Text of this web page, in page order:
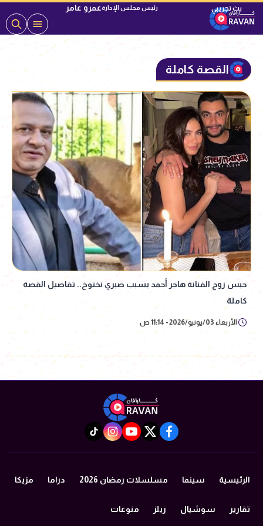
رئيس مجلس الإدارةعمرو عامر
القصة كاملة
حبس زوج الفنانة هاجر أحمد بسبب صبري نخنوخ.. تفاصيل القصة
كاملة
الأربعاء 03/يونيو/2026 - 11:14 ص
facebook
twitter
youtube
instagram
tiktok
الرئيسية سينما مسلسلات رمضان 2026 دراما مزيكا
تقارير سوشيال ريلز منوعات